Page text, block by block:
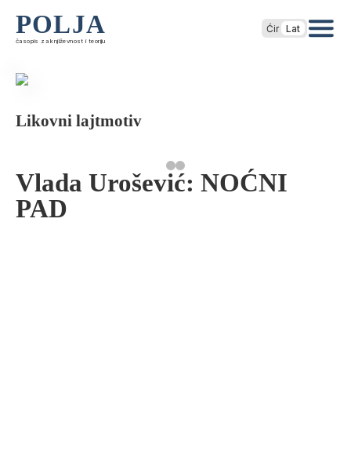
POLJA
časopis za književnost i teoriju
Ćir Lat
Likovni lajtmotiv
Vlada Urošević: NOĆNI
PAD